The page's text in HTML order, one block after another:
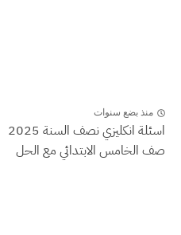
منذ بضع سنوات
اسئلة انكليزي نصف السنة 2025
صف الخامس الابتدائي مع الحل